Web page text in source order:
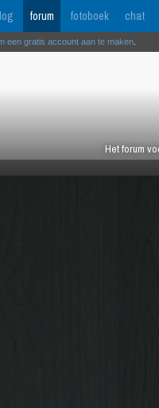
forum fotoboek chat
Het forum
een gratis account aan te maken